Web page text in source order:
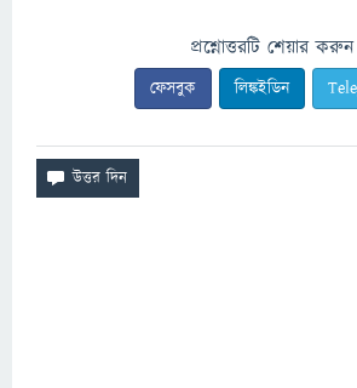
প্রশ্নোত্তরটি শেয়ার করুন
ফেসবুক লিঙ্কইডিন